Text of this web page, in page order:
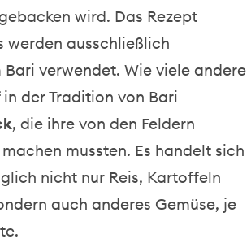
wird. Das Rezept
werden ausschließlich
verwendet. Wie viele andere
der Tradition von Bari
, die ihre von den Feldern
mussten. Es handelt sich
nicht nur Reis, Kartoffeln
auch anderes Gemüse, je